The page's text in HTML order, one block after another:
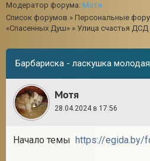
Модератор форума: Мотя
Список форумов » Персональные
«Спасенных Душ» » Улица счастья ДСД
Барбариска - ласкушка молодая
Мотя
28.04.2024 в 17:56
Начало темы https://egida.by/